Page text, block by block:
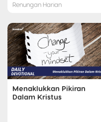
Renungan Harian
Menaklukkan Pikiran
Dalam Kristus